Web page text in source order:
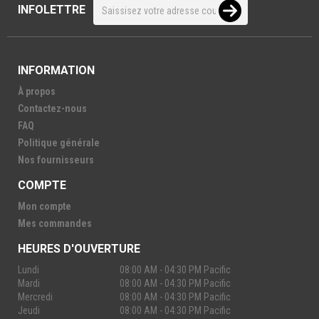
INFOLETTRE
INFORMATION
À propos
Contactez-nous
FAQ
Politique générale
Nos fournisseurs
COMPTE
Mon compte
Mes commandes
HEURES D'OUVERTURE
Lundi
08:00 AM - 04:30 PM Pacific
Mardi
08:00 AM - 04:30 PM Pacific
Mercredi
08:00 AM - 04:30 PM Pacific
Jeudi
08:00 AM - 04:30 PM Pacific